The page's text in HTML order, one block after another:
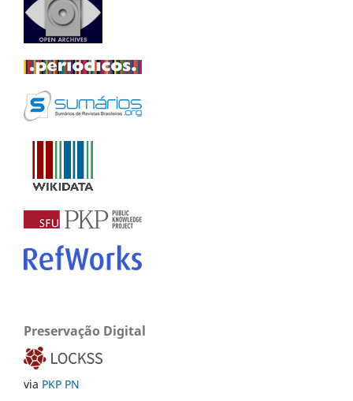
Preservação Digital
via PKP PN